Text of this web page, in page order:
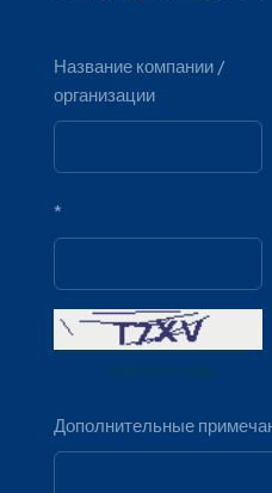
Название компании /
организации
*
изменить код
Дополнительные
м3